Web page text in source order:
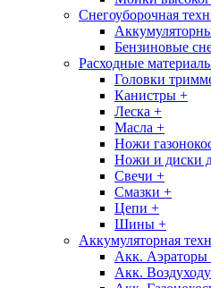
Снегоуборочная
Бензиновые
Расходные
Головки
Канистры +
Леска +
Масла +
Ножи
Ножи и диски
Свечи +
Смазки +
Цепи +
Шины +
Аккумуляторная
Акк. Аэраторы
Акк.